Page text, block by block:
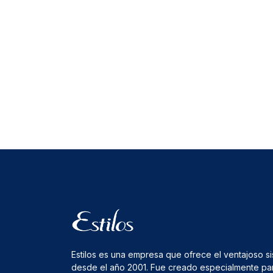
Estilos es una empresa que ofrece el ventajoso
desde el año 2001. Fue creado especialmente